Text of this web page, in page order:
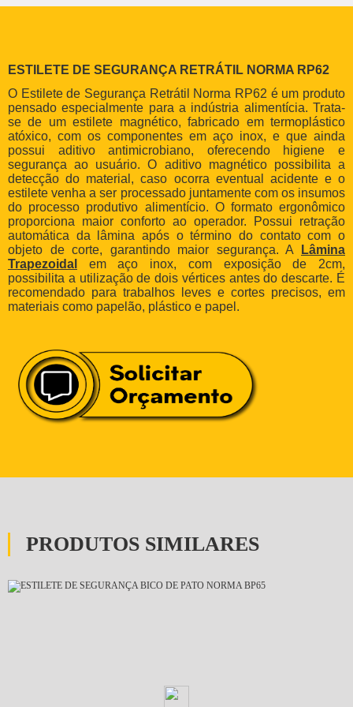
ESTILETE DE SEGURANÇA RETRÁTIL NORMA RP62
O Estilete de Segurança Retrátil Norma RP62 é um produto
pensado especialmente para a indústria alimentícia. Trata-
se de um estilete magnético, fabricado em termoplástico
atóxico, com os componentes em aço inox, e que ainda
possui aditivo antimicrobiano, oferecendo higiene e
segurança ao usuário. O aditivo magnético possibilita a
detecção do material, caso ocorra eventual acidente e o
estilete venha a ser processado juntamente com os insumos
do processo produtivo alimentício. O formato ergonômico
proporciona maior conforto ao operador. Possui retração
automática da lâmina após o término do contato com o
objeto de corte, garantindo maior segurança. A
Lâmina
Trapezoidal
em aço inox, com exposição de 2cm,
possibilita a utilização de dois vértices antes do descarte. É
recomendado para trabalhos leves e cortes precisos, em
materiais como papelão, plástico e papel.
PRODUTOS SIMILARES